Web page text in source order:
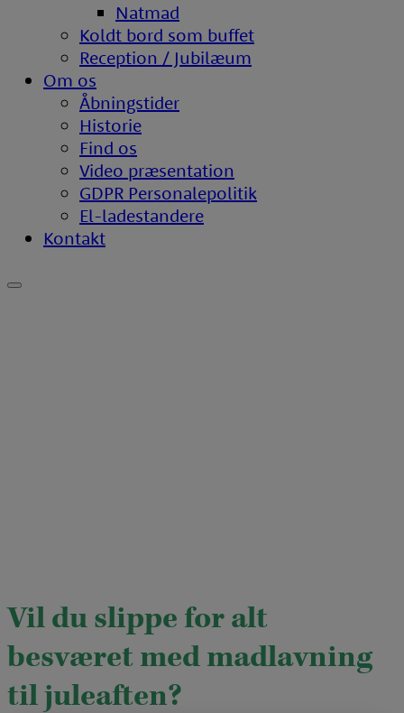
Natmad
Koldt bord som buffet
Reception / Jubilæum
Om os
Åbningstider
Historie
Find os
Video præsentation
GDPR Personalepolitik
El-ladestandere
Kontakt
Vil du slippe for alt
besværet med madlavning
til juleaften?